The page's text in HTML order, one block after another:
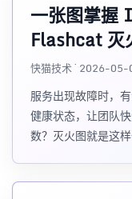
一张图掌握
Flashcat 灭
快猫技术 · 2026-05-
服务出现故障时，
健康状态，让团队
数？灭火图就是这